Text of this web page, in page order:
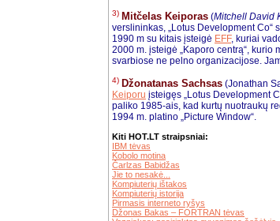
3) Mitčelas Keiporas (Mitchell David
verslininkas, „Lotus Development Co“
1990 m su kitais įsteigė EFF, kuriai
2000 m. įsteigė „Kaporo centrą“,
svarbiose ne pelno organizacijose.
4) Džonatanas Sachsas (Jonathan
Keiporu įsteigęs „Lotus Development
paliko 1985-ais, kad kurtų nuotraukų
1994 m. platino „Picture Window“.
Kiti HOT.LT straipsniai:
IBM tėvas
Kobolo motina
Čarlzas Babidžas
Jie to nesakė...
Kompiuterių ištakos
Kompiuterių istorija
Pirmasis interneto ryšys
Džonas Bakas – FORTRAN tėvas